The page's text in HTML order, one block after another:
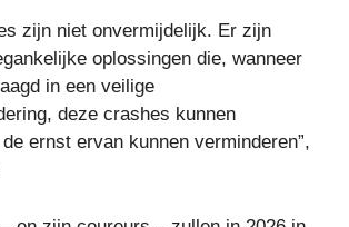
zijn niet onvermijdelijk. Er zijn
oplossingen die, wanneer
in een veilige
deze crashes kunnen
ernst ervan kunnen verminderen”,